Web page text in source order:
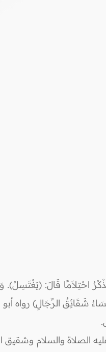
احْتِلاَمًا قَالَ: (يَغْتَسِلُ).
شَقَائِقُ الرِّجَالِ) رواه أبو
الصلاة والسلام